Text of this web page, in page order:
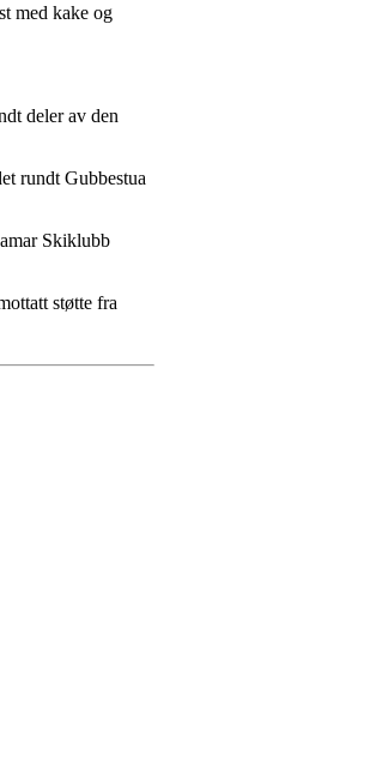
med kake og
deler av den
rundt Gubbestua
Skiklubb
støtte fra